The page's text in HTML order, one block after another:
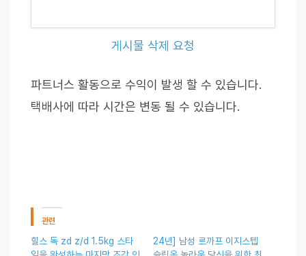
게시물 삭제 요청
파트너스 활동으로 수익이 발생 할 수 있습니다.
택배사에 따라 시간은 변동 될 수 있습니다.
관련
힐스 독 zd z/d 1.5kg 스타
24년] 남성 르까프 이지스텝